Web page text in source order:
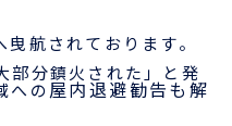
わせ
航されております。
部分鎮火された」と発
への屋内退避勧告も解